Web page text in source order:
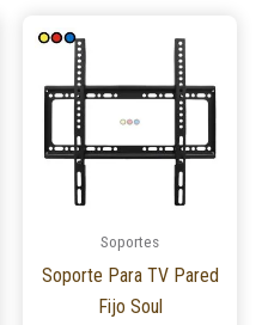
Soportes
Soporte Para TV Pared
Fijo Soul